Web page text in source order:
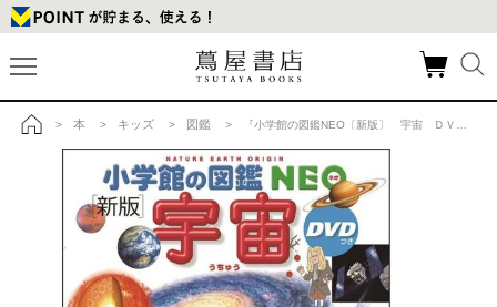
> 本 > キッズ > 図鑑 > 『小学館の図鑑NEO〔新版〕 宇宙 ＤＶＤつき』監修／池内 了、 指導・執筆／大内正己、他の商品詳細